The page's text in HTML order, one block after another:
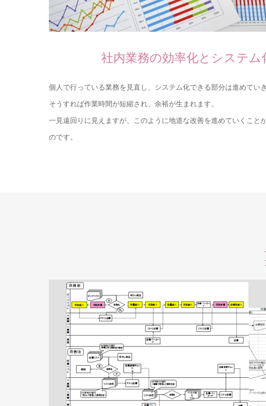
社内業務の効率化とシステム
個人で行っている業務を見直し、システム化できる部分は進めていき
そうすれば作業時間が短縮され、余裕が生まれます。
一見遠回りに見えますが、このように地道な改善を進めていくこと
のです。